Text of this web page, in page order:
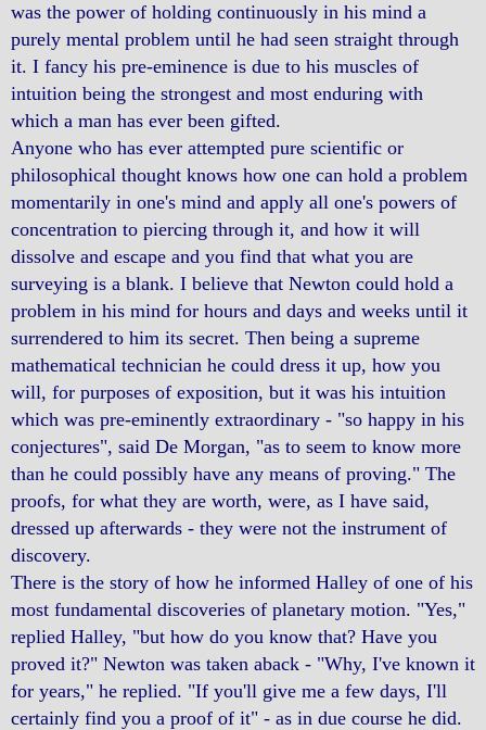
was the power of holding continuously in his mind a
purely mental problem until he had seen straight through
it. I fancy his pre-eminence is due to his muscles of
intuition being the strongest and most enduring with
which a man has ever been gifted.
Anyone who has ever attempted pure scientific or
philosophical thought knows how one can hold a problem
momentarily in one's mind and apply all one's powers of
concentration to piercing through it, and how it will
dissolve and escape and you find that what you are
surveying is a blank. I believe that Newton could hold a
problem in his mind for hours and days and weeks until it
surrendered to him its secret. Then being a supreme
mathematical technician he could dress it up, how you
will, for purposes of exposition, but it was his intuition
which was pre-eminently extraordinary - "so happy in his
conjectures", said De Morgan, "as to seem to know more
than he could possibly have any means of proving." The
proofs, for what they are worth, were, as I have said,
dressed up afterwards - they were not the instrument of
discovery.
There is the story of how he informed Halley of one of his
most fundamental discoveries of planetary motion. "Yes,"
replied Halley, "but how do you know that? Have you
proved it?" Newton was taken aback - "Why, I've known it
for years," he replied. "If you'll give me a few days, I'll
certainly find you a proof of it" - as in due course he did.